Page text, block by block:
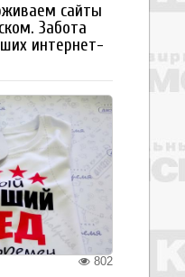
сайты
Забота
интернет-
802